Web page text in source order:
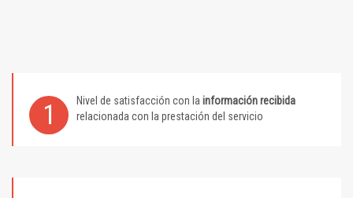
1 Nivel de satisfacción con la información recibida
relacionada con la prestación del servicio